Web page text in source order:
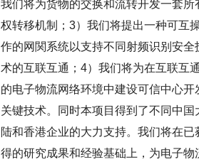
我们将为货物的交换和流转开发一套所
权转移机制；3）我们将提出一种可互
作的网関系统以支持不同射频识别安全
术的互联互通；4）我们将为在互联互
的电子物流网络环境中建设可信中心开
关键技术。同时本项目得到了不同中国
陆和香港企业的大力支持。我们将在已
得的研究成果和经验基础上，为电子物